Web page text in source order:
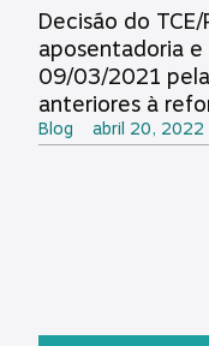
Decisão do
aposentadoria
09/03/2021
anteriores à
Blog abril 20, 2022